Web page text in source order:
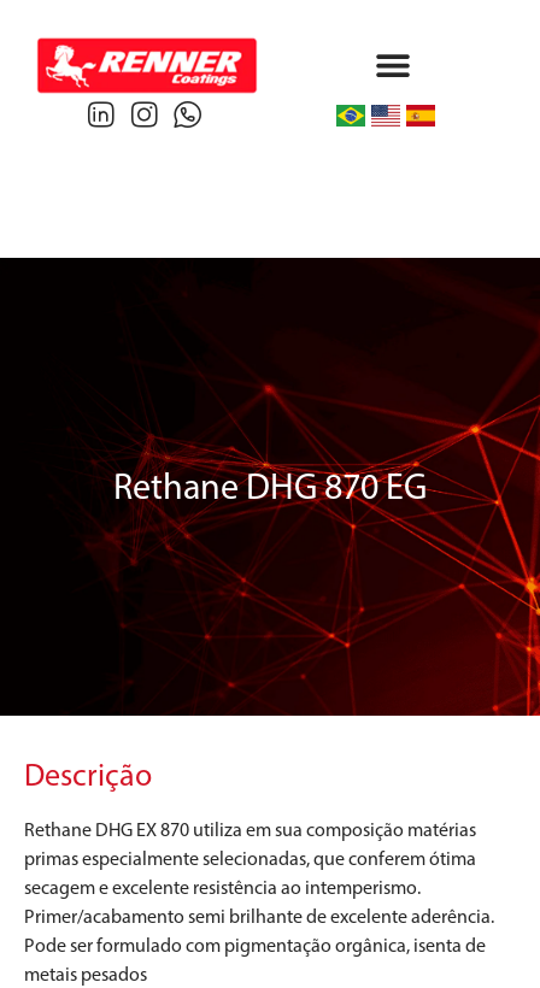
Rethane DHG 870 EG
Descrição
Rethane DHG EX 870 utiliza em sua composição matérias
primas especialmente selecionadas, que conferem ótima
secagem e excelente resistência ao intemperismo.
Primer/acabamento semi brilhante de excelente aderência.
Pode ser formulado com pigmentação orgânica, isenta de
metais pesados